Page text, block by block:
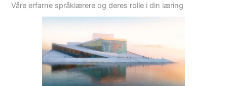
Våre erfarne språklærere og deres rolle i din læring